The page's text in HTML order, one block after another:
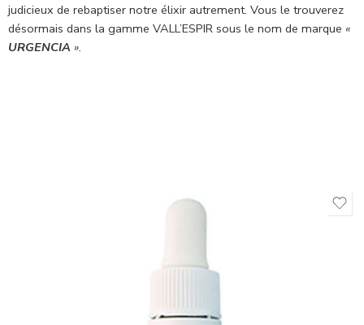
judicieux de rebaptiser notre élixir autrement. Vous le trouverez
désormais dans la gamme VALL’ESPIR sous le nom de marque «
URGENCIA ».